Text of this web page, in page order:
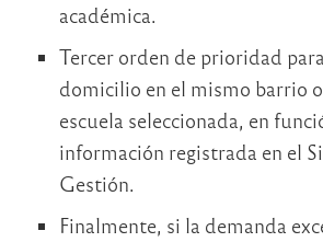
académica.
Tercer orden de prioridad
domicilio en el mismo barrio
escuela seleccionada, en
información registrada en el
Gestión.
Finalmente, si la demanda